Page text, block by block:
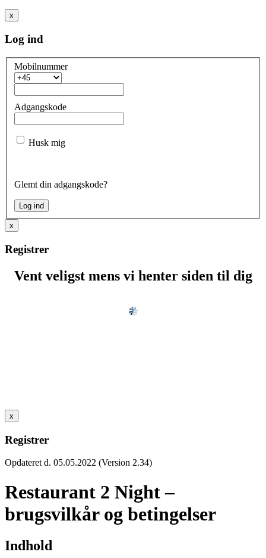
x
Log ind
Mobilnummer
Adgangskode
Husk mig
Glemt din adgangskode?
x
Registrer
Vent veligst mens vi henter siden til dig
x
Registrer
Opdateret d. 05.05.2022 (Version 2.34)
Restaurant 2 Night –
brugsvilkår og betingelser
Indhold